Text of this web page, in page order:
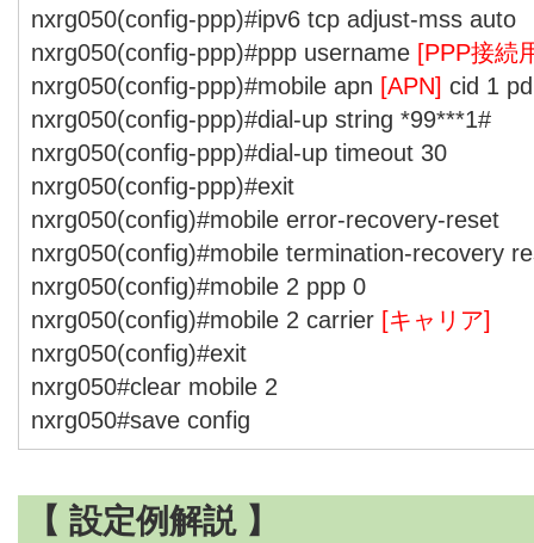
nxrg050(config-ppp)#ipv6 tcp adjust-mss auto
nxrg050(config-ppp)#ppp username [PPP接続
nxrg050(config-ppp)#mobile apn [APN] cid 1
nxrg050(config-ppp)#dial-up string *99***1#
nxrg050(config-ppp)#dial-up timeout 30
nxrg050(config-ppp)#exit
nxrg050(config)#mobile error-recovery-reset
nxrg050(config)#mobile termination-recovery
nxrg050(config)#mobile 2 ppp 0
nxrg050(config)#mobile 2 carrier [キャリア]
nxrg050(config)#exit
nxrg050#clear mobile 2
nxrg050#save config
【 設定例解説 】